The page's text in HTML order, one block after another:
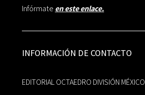
Infórmate en este enlace.
INFORMACIÓN DE CONTACTO
EDITORIAL OCTAEDRO DIVISIÓN MÉXICO